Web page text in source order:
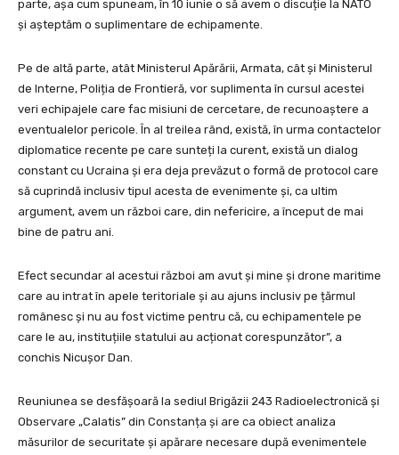
parte, așa cum spuneam, în 10 iunie o să avem o discuție la NATO
și așteptăm o suplimentare de echipamente.
Pe de altă parte, atât Ministerul Apărării, Armata, cât și Ministerul
de Interne, Poliția de Frontieră, vor suplimenta în cursul acestei
veri echipajele care fac misiuni de cercetare, de recunoaștere a
eventualelor pericole. În al treilea rând, există, în urma contactelor
diplomatice recente pe care sunteți la curent, există un dialog
constant cu Ucraina și era deja prevăzut o formă de protocol care
să cuprindă inclusiv tipul acesta de evenimente și, ca ultim
argument, avem un război care, din nefericire, a început de mai
bine de patru ani.
Efect secundar al acestui război am avut și mine și drone maritime
care au intrat în apele teritoriale și au ajuns inclusiv pe țărmul
românesc și nu au fost victime pentru că, cu echipamentele pe
care le au, instituțiile statului au acționat corespunzător”, a
conchis Nicușor Dan.
Reuniunea se desfășoară la sediul Brigăzii 243 Radioelectronică și
Observare „Calatis” din Constanța și are ca obiect analiza
măsurilor de securitate și apărare necesare după evenimentele